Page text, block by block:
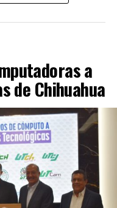
a
de Chihuahua